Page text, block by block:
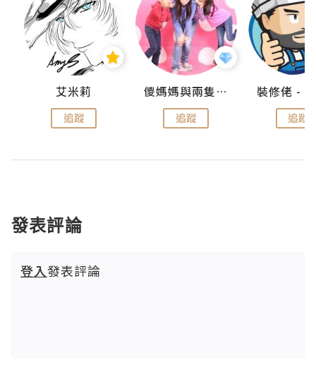
艾米莉
追蹤
儍媽媽與兩隻小魔怪之家
追蹤 追蹤
發表評論
登入發表評論